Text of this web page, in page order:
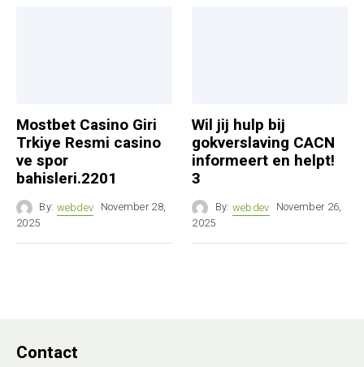
Mostbet Casino Giri
Trkiye Resmi casino
ve spor
bahisleri.2201
By: webdev November 28,
2025
Wil jij hulp bij
gokverslaving CACN
informeert en helpt!
3
By: webdev November 26,
2025
Contact